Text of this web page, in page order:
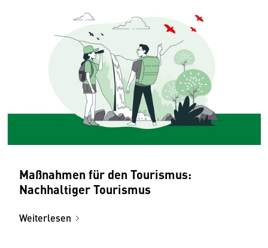
Maßnahmen für den Tourismus:
Nachhaltiger Tourismus
Weiterlesen